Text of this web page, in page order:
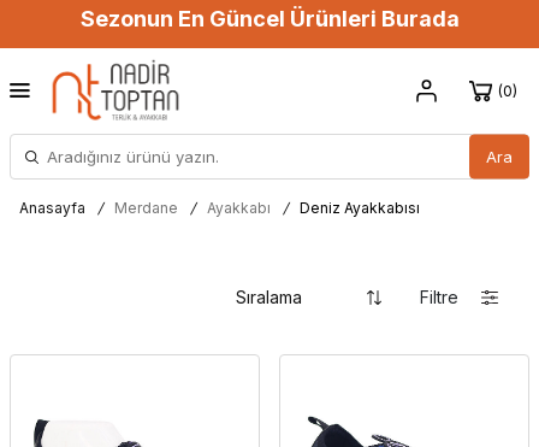
Sezonun En Güncel Ürünleri Burada
Ara
0
Anasayfa / Merdane / Ayakkabı / Deniz Ayakkabısı
Filtre